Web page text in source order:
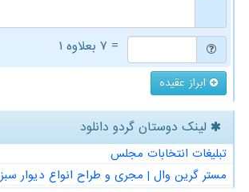
= ۷ بعلاوه ۱
ابراز عقیده
لینک دوستان گردو دانلود
تبلیغات انتخابات مجلس
مستر گرین وال | مجری و طراح انواع دیوار سبز